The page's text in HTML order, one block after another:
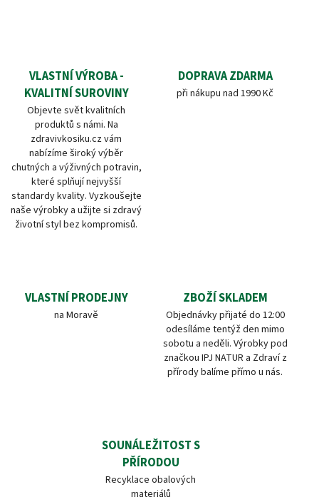
VLASTNÍ VÝROBA -
KVALITNÍ SUROVINY
Objevte svět kvalitních
produktů s námi. Na
zdravivkosiku.cz vám
nabízíme široký výběr
chutných a výživných potravin,
které splňují nejvyšší
standardy kvality. Vyzkoušejte
naše výrobky a užijte si zdravý
životní styl bez kompromisů.
DOPRAVA ZDARMA
při nákupu nad 1990 Kč
VLASTNÍ PRODEJNY
na Moravě
ZBOŽÍ SKLADEM
Objednávky přijaté do 12:00
odesíláme tentýž den mimo
sobotu a neděli. Výrobky pod
značkou IPJ NATUR a Zdraví z
přírody balíme přímo u nás.
SOUNÁLEŽITOST S
PŘÍRODOU
Recyklace obalových
materiálů